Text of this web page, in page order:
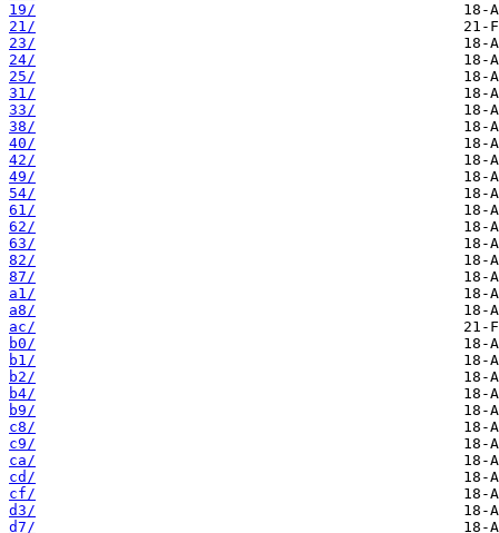
19/
21/
23/
24/
25/
31/
33/
38/
40/
42/
49/
54/
61/
62/
63/
82/
87/
a1/
a8/
ac/
b0/
b1/
b2/
b4/
b9/
c8/
c9/
ca/
cd/
cf/
d3/
d7/